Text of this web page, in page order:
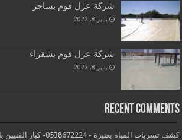
شركة عزل فوم بساجر
يناير 8, 2022
شركة عزل فوم بشقراء
يناير 8, 2022
Recent Comments
كشف تسربات المياه بعنيزة -